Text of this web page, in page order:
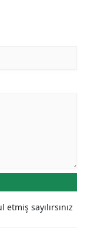
sayılırsınız